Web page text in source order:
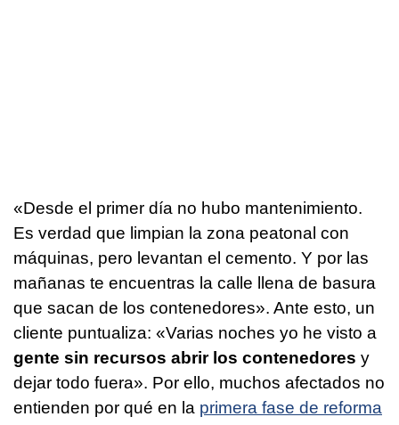
«Desde el primer día no hubo mantenimiento.
Es verdad que limpian la zona peatonal con
máquinas, pero levantan el cemento. Y por las
mañanas te encuentras la calle llena de basura
que sacan de los contenedores». Ante esto, un
cliente puntualiza: «Varias noches yo he visto a
gente sin recursos abrir los contenedores y
dejar todo fuera». Por ello, muchos afectados no
entienden por qué en la primera fase de reforma